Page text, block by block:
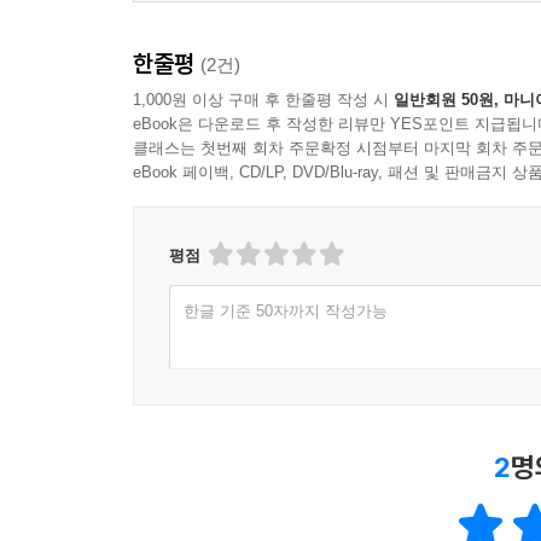
한줄평 (2건)
1,000원 이상 구매 후 한줄평 작성 시 일반회원 50원, 마니
eBook은 다운로드 후 작성한 리뷰만 YES포인트 지급됩니
클래스는 첫번째 회차 주문확정 시점부터 마지막 회차 주
eBook 페이백, CD/LP, DVD/Blu-ray, 패션 및 판매금지 상
평점
한글 기준 50자까지 작성가능
2